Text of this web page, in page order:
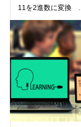
11を2進数に変換